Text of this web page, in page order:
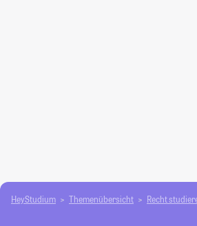
HeyStudium Themenübersicht Recht